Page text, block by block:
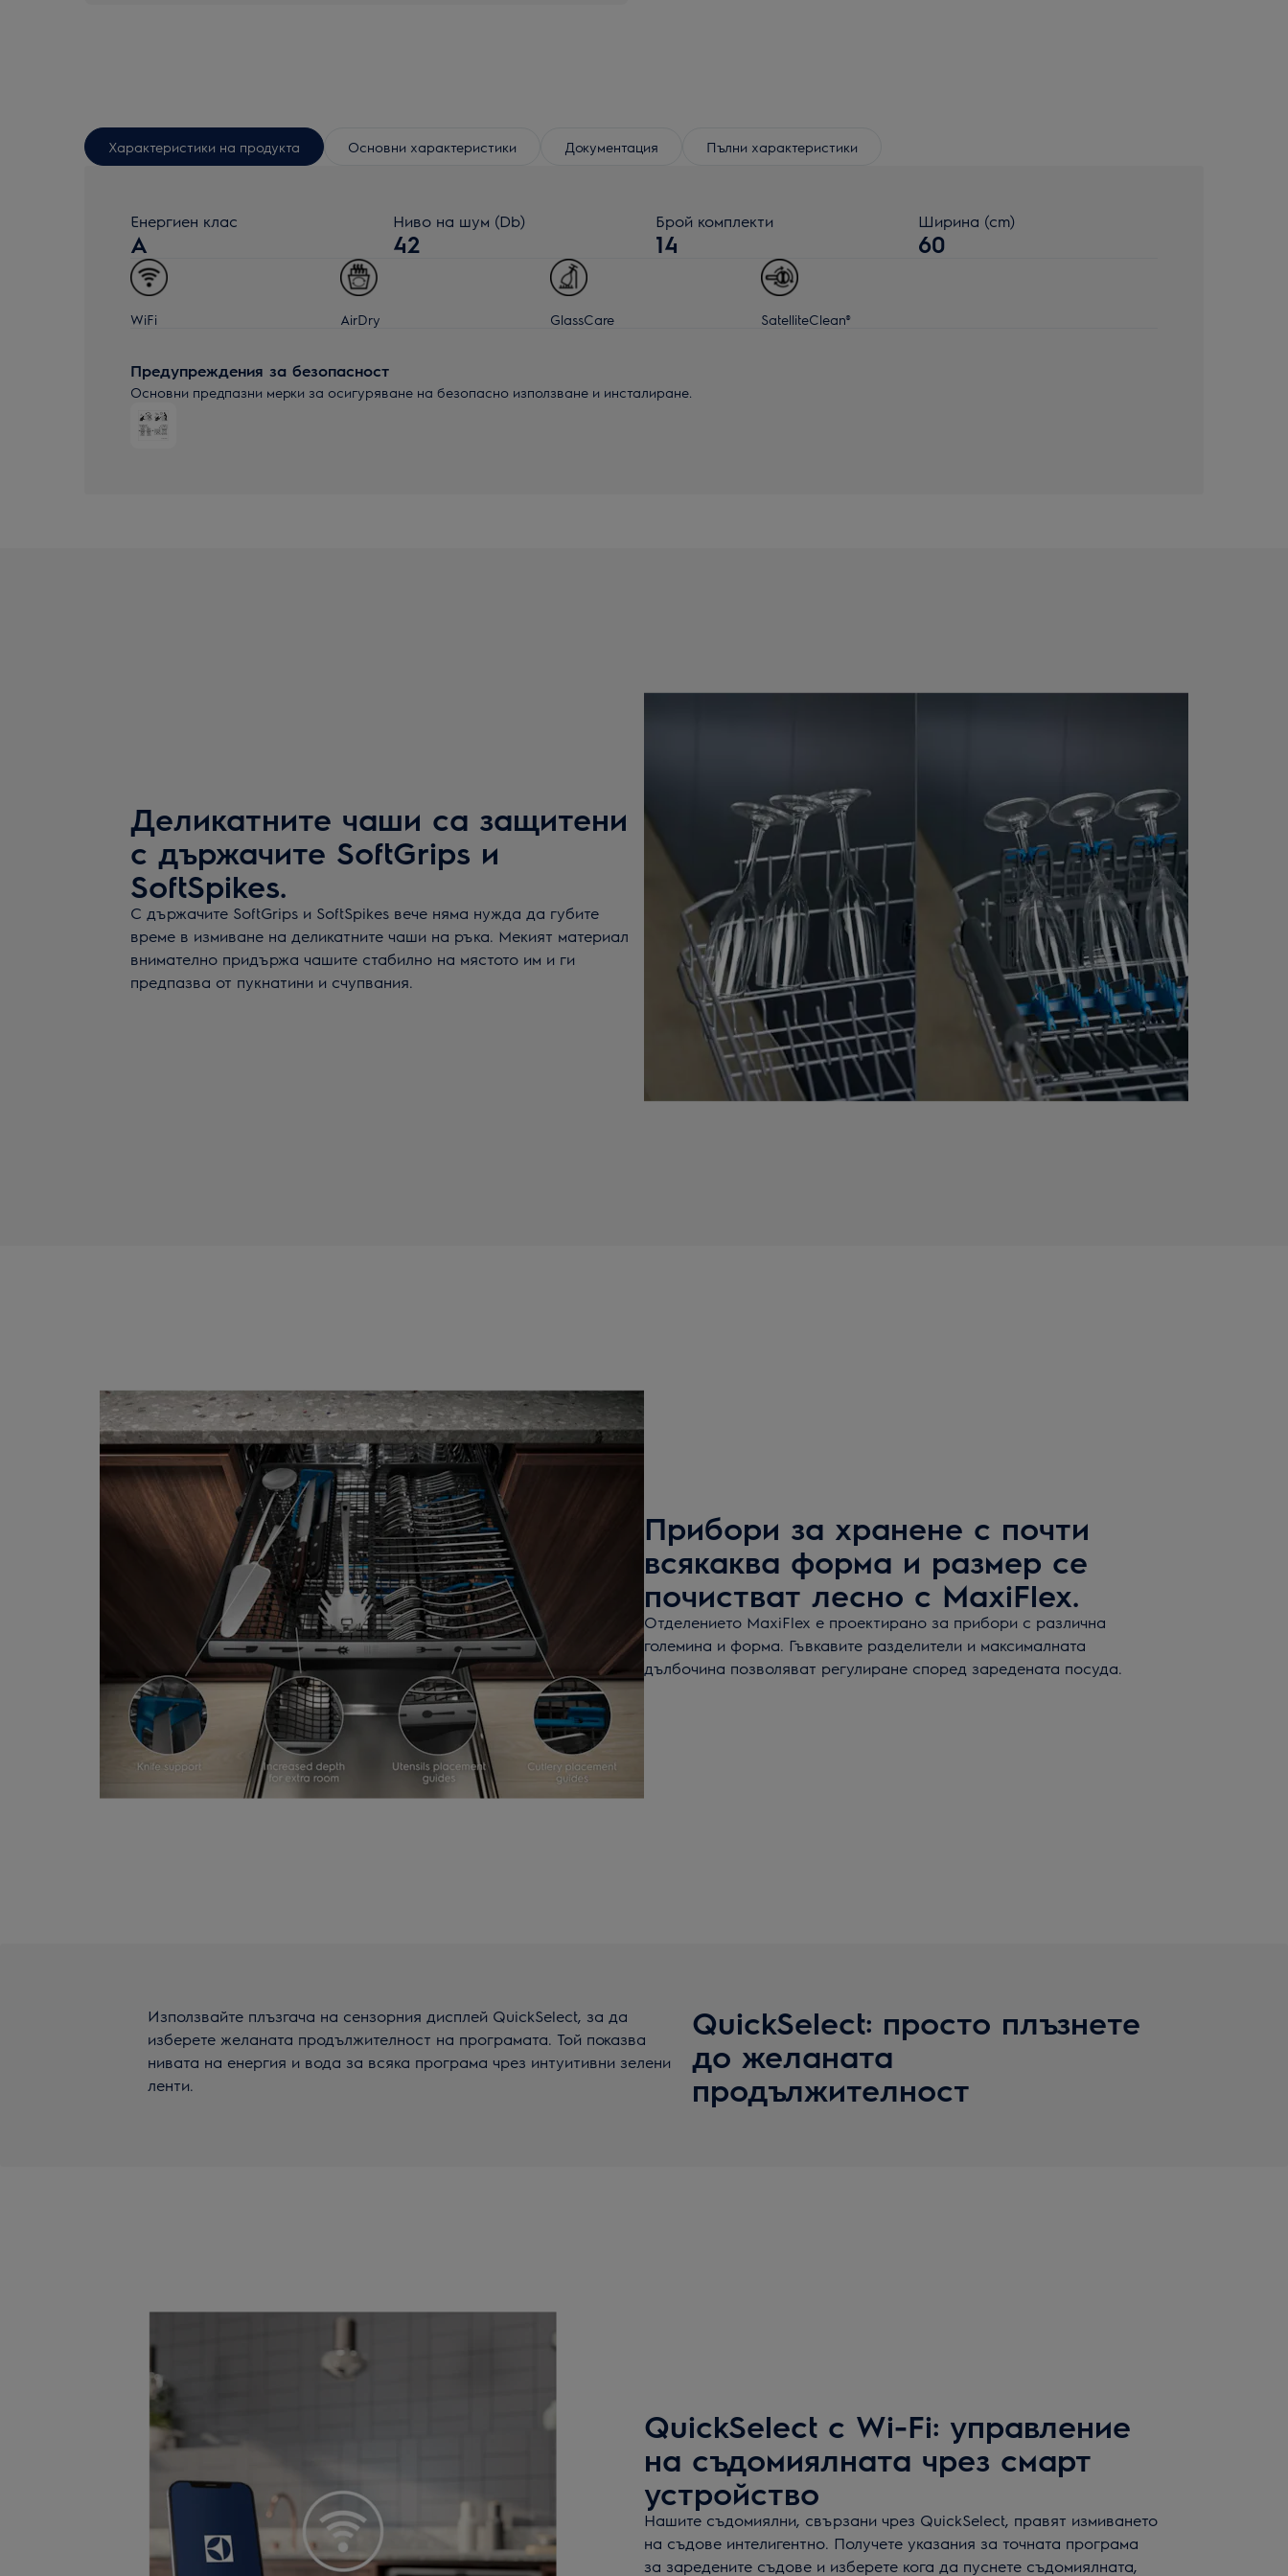
Характеристики на продукта Основни характеристики Документация Пълни характеристики
Енергиен клас
A
Ниво на шум (Db)
42
Брой комплекти
14
Ширина (cm)
60
WiFi AirDry GlassCare SatelliteClean®
Предупреждения за безопасност
Основни предпазни мерки за осигуряване на безопасно използване и инсталиране.
Деликатните чаши са защитени
с държачите SoftGrips и
SoftSpikes.
С държачите SoftGrips и SoftSpikes вече няма нужда да губите
време в измиване на деликатните чаши на ръка. Мекият материал
внимателно придържа чашите стабилно на мястото им и ги
предпазва от пукнатини и счупвания.
Прибори за хранене с почти
всякаква форма и размер се
почистват лесно с MaxiFlex.
Отделението MaxiFlex е проектирано за прибори с различна
големина и форма. Гъвкавите разделители и максималната
дълбочина позволяват регулиране според заредената посуда.
QuickSelect: просто плъзнете
до желаната
продължителност
Използвайте плъзгача на сензорния дисплей QuickSelect, за да
изберете желаната продължителност на програмата. Той показва
нивата на енергия и вода за всяка програма чрез интуитивни зелени
ленти.
QuickSelect с Wi-Fi: управление
на съдомиялната чрез смарт
устройство
Нашите съдомиялни, свързани чрез QuickSelect, правят измиването
на съдове интелигентно. Получете указания за точната програма
за заредените съдове и изберете кога да пуснете съдомиялната,